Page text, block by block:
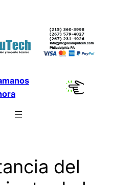
del